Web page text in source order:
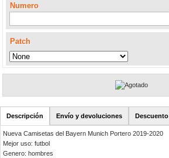
Numero
Patch
Descripción Envío y devoluciones Descuento
Nueva Camisetas del Bayern Munich Portero 2019-2020
Mejor uso: futbol
Genero: hombres